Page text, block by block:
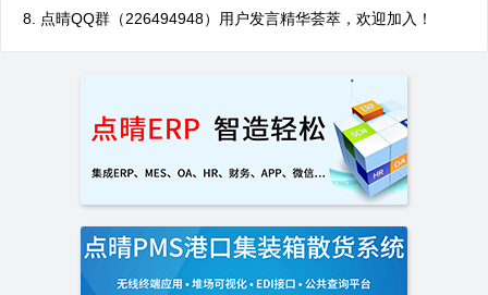
点晴QQ群（226494948）用户发言精华荟萃，欢迎加入！